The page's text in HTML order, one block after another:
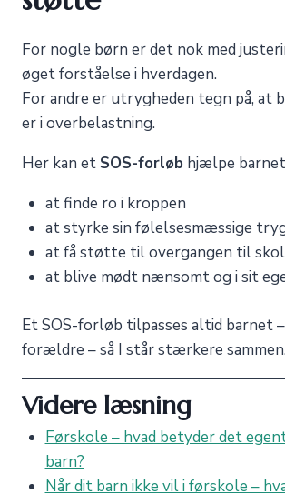
For nogle børn er det nok med
øget forståelse i hverdagen.
For andre er utrygheden tegn på, at
er i overbelastning.
Her kan et SOS-forløb hjælpe barnet
at finde ro i kroppen
at styrke sin følelsesmæssige
at få støtte til overgangen til
at blive mødt nænsomt og i sit
Et SOS-forløb tilpasses altid barnet
forældre – så I står stærkere sammen.
Videre læsning
Førskole – hvad betyder det
barn?
Når dit barn ikke vil i førskole –